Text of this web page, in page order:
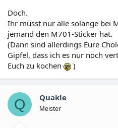
Doch.
Ihr müsst nur alle solange bei
jemand den M701-Sticker hat.
(Dann sind allerdings Eure
Gipfel, dass ich es nur noch
Euch zu kochen
)
Q Quakle
Meister